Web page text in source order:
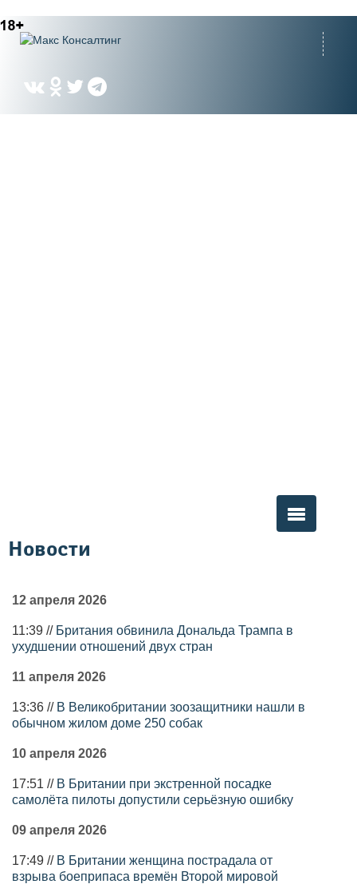
Вы здесь
Новости
12 апреля 2026
11:39 // Британия обвинила Дональда Трампа в
ухудшении отношений двух стран
11 апреля 2026
13:36 // В Великобритании зоозащитники нашли в
обычном жилом доме 250 собак
10 апреля 2026
17:51 // В Британии при экстренной посадке
самолёта пилоты допустили серьёзную ошибку
09 апреля 2026
17:49 // В Британии женщина пострадала от
взрыва боеприпаса времён Второй мировой